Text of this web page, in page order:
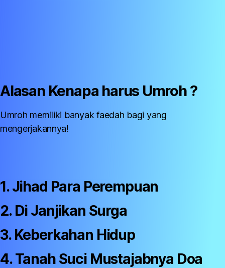
Alasan Kenapa harus Umroh ?
Umroh memiliki banyak faedah bagi yang
mengerjakannya!
1. Jihad Para Perempuan
2. Di Janjikan Surga
3. Keberkahan Hidup
4. Tanah Suci Mustajabnya Doa